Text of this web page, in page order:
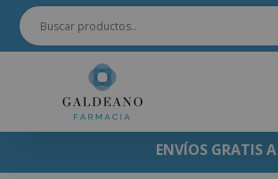
ENVÍOS GRATIS